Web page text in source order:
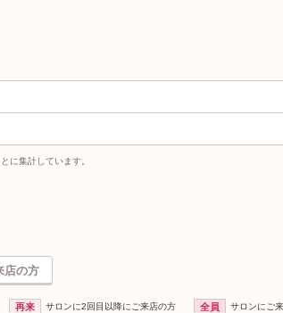
に集計しています。
店の方
再来 サロンに2回目以降にご来店の方 全員 サロンにご